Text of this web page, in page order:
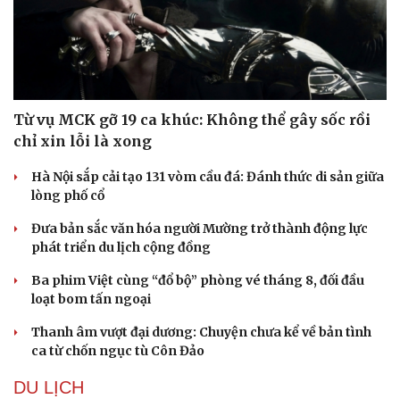
Từ vụ MCK gỡ 19 ca khúc: Không thể gây sốc rồi
chỉ xin lỗi là xong
Hà Nội sắp cải tạo 131 vòm cầu đá: Đánh thức di sản giữa
lòng phố cổ
Đưa bản sắc văn hóa người Mường trở thành động lực
phát triển du lịch cộng đồng
Ba phim Việt cùng “đổ bộ” phòng vé tháng 8, đối đầu
loạt bom tấn ngoại
Thanh âm vượt đại dương: Chuyện chưa kể về bản tình
ca từ chốn ngục tù Côn Đảo
DU LỊCH